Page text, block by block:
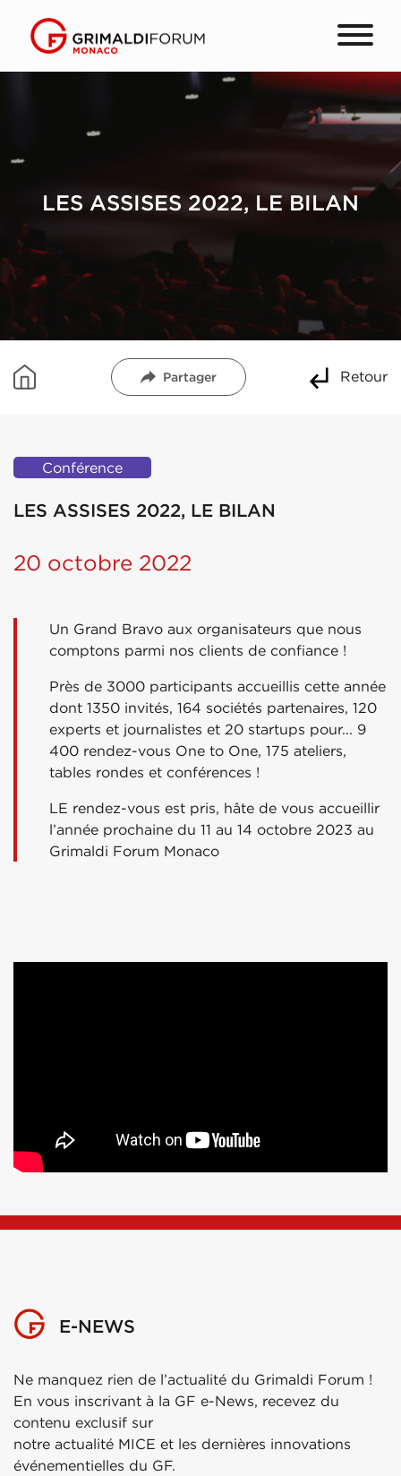
LES ASSISES 2022, LE BILAN
Partager Retour
Conférence
LES ASSISES 2022, LE BILAN
20 octobre 2022
Un Grand Bravo aux organisateurs que nous
comptons parmi nos clients de confiance !
Près de 3000 participants accueillis cette année
dont 1350 invités, 164 sociétés partenaires, 120
experts et journalistes et 20 startups pour... 9
400 rendez-vous One to One, 175 ateliers,
tables rondes et conférences !
LE rendez-vous est pris, hâte de vous accueillir
l’année prochaine du 11 au 14 octobre 2023 au
Grimaldi Forum Monaco
E-NEWS
Ne manquez rien de l’actualité du Grimaldi Forum !
En vous inscrivant à la GF e-News, recevez du
contenu exclusif sur
notre actualité MICE et les dernières innovations
événementielles du GF.